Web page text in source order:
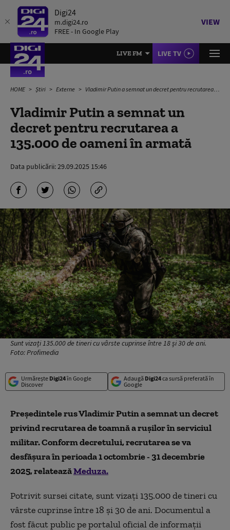
Digi24
m.digi24.ro
FREE - In Google Play
VIEW
LIVE FM LIVE TV
HOME Știri Externe Vladimir Putin a semnat un decret pentru recrutarea a 135.000 de oameni în armată
Vladimir Putin a semnat un
decret pentru recrutarea a
135.000 de oameni în armată
Data publicării:29.09.2025 15:46
Sunt vizați 135.000 de tineri cu vârste cuprinse între 18 și 30 de ani.
Foto: Profimedia
Urmărește Digi24în Google
Discover
Adaugă Digi24ca sursă preferată în
Google
Președintele rus Vladimir Putin a semnat un decret
privind recrutarea de toamnă a rușilor în serviciul
militar. Conform decretului, recrutarea se va
desfășura în perioada 1 octombrie - 31 decembrie
2025, relateazăMeduza.
Potrivit sursei citate, sunt vizați 135.000 de tineri cu
vârste cuprinse între 18 și 30 de ani. Documentul a
fost făcut public pe portalul oficial de informații